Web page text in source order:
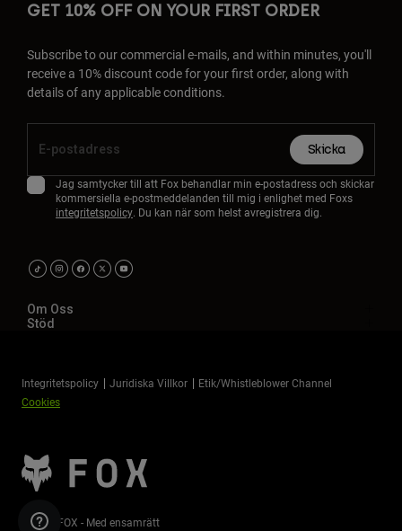
GET 10% OFF ON YOUR FIRST ORDER
Subscribe to our commercial e-mails, and within minutes, you'll
receive a 10% discount code for your first order, along with
details of any applicable conditions.
Skicka
Jag samtycker till att Fox behandlar min e-postadress och skickar
kommersiella e-postmeddelanden till mig i enlighet med Foxs
integritetspolicy. Du kan när som helst avregistrera dig.
Om Oss
Stöd
Integritetspolicy Juridiska Villkor
Etik/Whistleblower Channel
Cookies
©2026 FOX - Med ensamrätt